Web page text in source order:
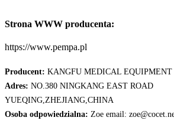
Strona WWW producenta:
https://www.pempa.pl
Producent: KANGFU MEDICAL EQUIPMENT
Adres: NO.380 NINGKANG EAST ROAD
YUEQING,ZHEJIANG,CHINA
Osoba odpowiedzialna: Zoe email: